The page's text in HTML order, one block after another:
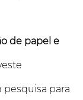
de papel e
para